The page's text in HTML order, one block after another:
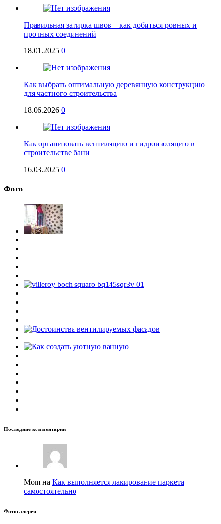
Правильная затирка швов – как добиться ровных и
прочных соединений
18.01.2025 0
Как выбрать оптимальную деревянную конструкцию
для частного строительства
18.06.2026 0
Как организовать вентиляцию и гидроизоляцию в
строительстве бани
16.03.2025 0
Фото
Последние комментарии
Mom на Как выполняется лакирование паркета
самостоятельно
Фотогалерея